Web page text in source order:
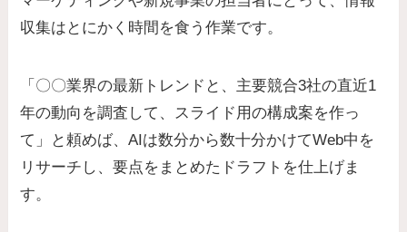
収集はとにかく時間を食う作業です。
「〇〇業界の最新トレンドと、主要競合3社の直近1
年の動向を調査して、スライド用の構成案を作っ
て」と頼めば、AIは数分から数十分かけてWeb中を
リサーチし、要点をまとめたドラフトを仕上げま
す。